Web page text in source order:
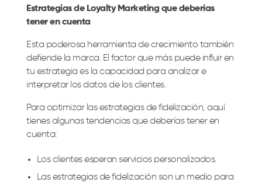
Estrategias de Loyalty Marketing que deberías
tener en cuenta
Esta poderosa herramienta de crecimiento también
defiende la marca. El factor que más puede influir en
tu estrategia es la capacidad para analizar e
interpretar los datos de los clientes.
Para optimizar las estrategias de fidelización, aquí
tienes algunas tendencias que deberías tener en
cuenta:
Los clientes esperan servicios personalizados.
Las estrategias de fidelización son un medio para